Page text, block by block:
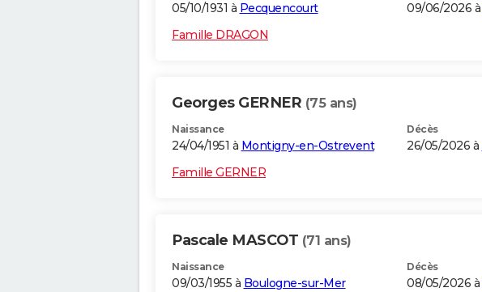
05/10/1931 à Pecquencourt 09/06/2026 à
Famille DRAGON
Georges GERNER (75 ans)
Naissance
24/04/1951 à Montigny-en-Ostrevent
Décès
26/05/2026 à
Famille GERNER
Pascale MASCOT (71 ans)
Naissance
09/03/1955 à Boulogne-sur-Mer
Décès
08/05/2026 à